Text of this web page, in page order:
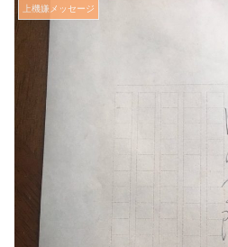
上機嫌メッセージ